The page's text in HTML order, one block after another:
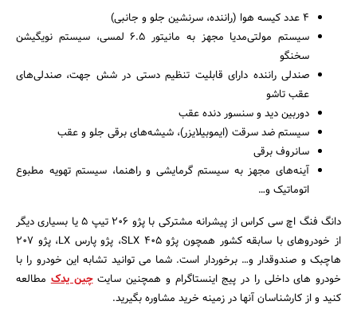
4 عدد کیسه هوا (راننده، سرنشین جلو و جانبی)
سیستم مولتی‌مدیا مجهز به مانیتور 6.5 لمسی، سیستم نویگیشن
سخنگو
صندلی راننده دارای قابلیت تنظیم دستی در شش‌ جهت، صندلی‌های
عقب تاشو
دوربین دید و سنسور دنده عقب
سیستم ضد سرقت (ایموبیلایزر)، شیشه‌های برقی جلو و عقب
سانروف برقی
آینه‌های مجهز به سیستم گرمایشی و راهنما، سیستم تهویه مطبوع
اتوماتیک و…
دانگ فنگ اچ سی کراس از پیشرانه مشترکی با پژو 206 تیپ 5 یا بسیاری دیگر
از خودروهای با سابقه کشور همچون پژو 405 SLX، پژو پارس LX، پژو 207
هاچبک و صندوقدار و… برخوردار است. شما می توانید تشابه این خودرو را با
خودرو های داخلی را در پیج اینستاگرام و همچنین سایتچین یدکمطالعه
کنید و از کارشناسان آنها در زمینه خرید مشاوره بگیرید.